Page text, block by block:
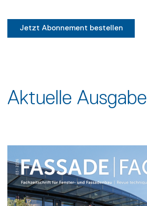
Jetzt Abonnement bestellen
Aktuelle Ausgabe